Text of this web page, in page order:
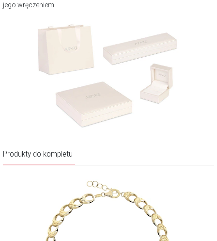
jego wręczeniem.
Produkty do kompletu